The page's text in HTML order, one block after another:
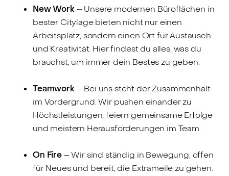
New Work– Unsere modernen Büroflächen in
bester Citylage bieten nicht nur einen
Arbeitsplatz, sondern einen Ort für Austausch
und Kreativität. Hier findest du alles, was du
brauchst, um immer dein Bestes zu geben.
Teamwork– Bei uns steht der Zusammenhalt
im Vordergrund. Wir pushen einander zu
Höchstleistungen, feiern gemeinsame Erfolge
und meistern Herausforderungen im Team.
On Fire– Wir sind ständig in Bewegung, offen
für Neues und bereit, die Extrameile zu gehen.